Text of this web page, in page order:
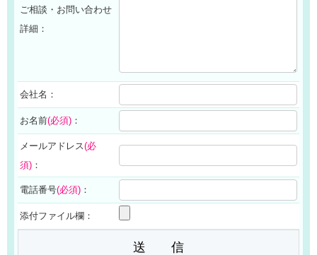
ご相談・お問い合わせ
詳細：
会社名：
お名前(必須) ：
メールアドレス(必
須) ：
電話番号(必須) ：
添付ファイル欄：